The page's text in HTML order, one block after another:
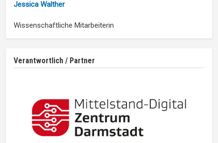
Jessica Walther
Wissenschaftliche Mitarbeiterin
Verantwortlich / Partner